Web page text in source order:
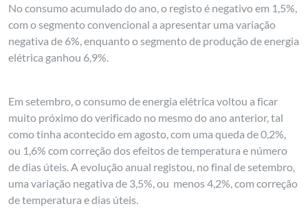
No consumo acumulado do ano, o registo é negativo em 1,5%,
com o segmento convencional a apresentar uma variação
negativa de 6%, enquanto o segmento de produção de energia
elétrica ganhou 6,9%.
Em setembro, o consumo de energia elétrica voltou a ficar
muito próximo do verificado no mesmo do ano anterior, tal
como tinha acontecido em agosto, com uma queda de 0,2%,
ou 1,6% com correção dos efeitos de temperatura e número
de dias úteis. A evolução anual registou, no final de setembro,
uma variação negativa de 3,5%, ou menos 4,2%, com correção
de temperatura e dias úteis.